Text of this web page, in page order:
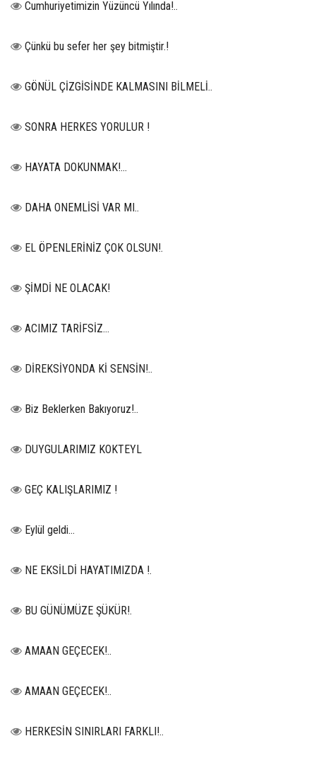
Cumhuriyetimizin Yüzüncü Yılında!..
Çünkü bu sefer her şey bitmiştir.!
GÖNÜL ÇİZGİSİNDE KALMASINI BİLMELİ..
SONRA HERKES YORULUR !
HAYATA DOKUNMAK!...
DAHA ONEMLİSİ VAR MI..
EL ÖPENLERİNİZ ÇOK OLSUN!.
ŞİMDİ NE OLACAK!
ACIMIZ TARİFSİZ…
DİREKSİYONDA Kİ SENSİN!..
Biz Beklerken Bakıyoruz!..
DUYGULARIMIZ KOKTEYL
GEÇ KALIŞLARIMIZ !
Eylül geldi…
NE EKSİLDİ HAYATIMIZDA !.
BU GÜNÜMÜZE ŞÜKÜR!.
AMAAN GEÇECEK!..
AMAAN GEÇECEK!..
HERKESİN SINIRLARI FARKLI!..